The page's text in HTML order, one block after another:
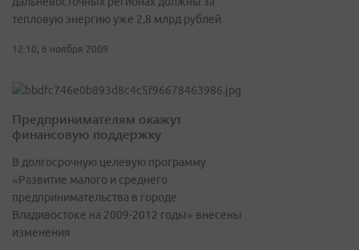
тепловую энергию уже 2,8 млрд рублей
12:10, 6 ноября 2009
Предпринимателям окажут
финансовую поддержку
В долгосрочную целевую программу
«Развитие малого и среднего
предпринимательства в городе
Владивостоке на 2009-2012 годы» внесены
изменения